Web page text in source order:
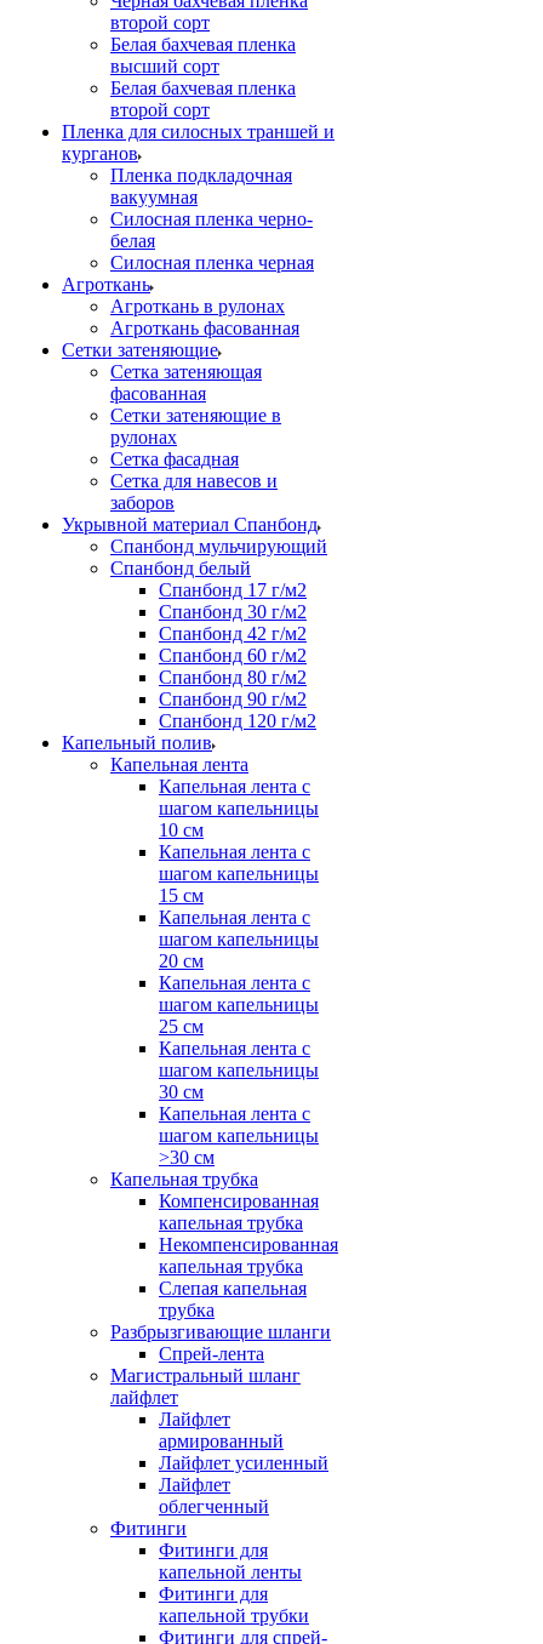
второй сорт
Белая бахчевая пленка
высший сорт
Белая бахчевая пленка
второй сорт
Пленка для силосных траншей и
курганов
Пленка подкладочная
вакуумная
Силосная пленка черно-
белая
Силосная пленка черная
Агроткань
Агроткань в рулонах
Агроткань фасованная
Сетки затеняющие
Сетка затеняющая
фасованная
Сетки затеняющие в
рулонах
Сетка фасадная
Сетка для навесов и
заборов
Укрывной материал Спанбонд
Спанбонд мульчирующий
Спанбонд белый
Спанбонд 17 г/м2
Спанбонд 30 г/м2
Спанбонд 42 г/м2
Спанбонд 60 г/м2
Спанбонд 80 г/м2
Спанбонд 90 г/м2
Спанбонд 120 г/м2
Капельный полив
Капельная лента
Капельная лента с
шагом капельницы
10 см
Капельная лента с
шагом капельницы
15 см
Капельная лента с
шагом капельницы
20 см
Капельная лента с
шагом капельницы
25 см
Капельная лента с
шагом капельницы
30 см
Капельная лента с
шагом капельницы
>30 см
Капельная трубка
Компенсированная
капельная трубка
Некомпенсированная
капельная трубка
Слепая капельная
трубка
Разбрызгивающие шланги
Спрей-лента
Магистральный шланг
лайфлет
Лайфлет
армированный
Лайфлет усиленный
Лайфлет
облегченный
Фитинги
Фитинги для
капельной ленты
Фитинги для
капельной трубки
Фитинги для спрей-